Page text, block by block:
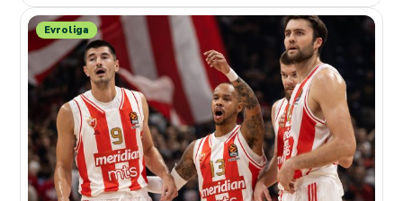
određenom scenariju, mogao da ide do samog kraja.
Iako su...
Evroliga